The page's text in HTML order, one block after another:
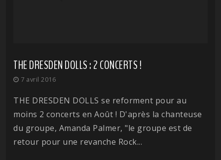
THE DRESDEN DOLLS : 2 CONCERTS !
7 avril 2016
THE DRESDEN DOLLS se reforment pour au
moins 2 concerts en Août ! D'après la chanteuse
du groupe, Amanda Palmer, "le groupe est de
retour pour une revanche Rock...